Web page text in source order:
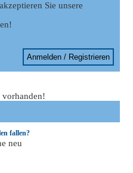
Sie unsere
Anmelden / Registrieren
vorhanden!
fallen?
neu